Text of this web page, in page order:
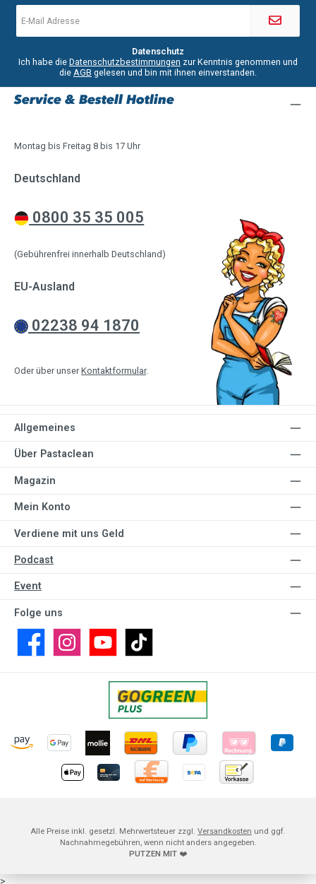
Mail-
*
Datenschutz
Ich habe die Datenschutzbestimmungen zur Kenntnis genommen und
die AGB gelesen und bin mit ihnen einverstanden.
Service & Bestell Hotline
Montag bis Freitag 8 bis 17 Uhr
Deutschland
0800 35 35 005
(Gebührenfrei innerhalb Deutschland)
EU-Ausland
02238 94 1870
Oder über unser Kontaktformular.
Allgemeines
Über Pastaclean
Magazin
Mein Konto
Verdiene mit uns Geld
Podcast
Event
Folge uns
FacebookInstagramYouTubeTikTok
Alle Preise inkl. gesetzl. Mehrwertsteuer zzgl. Versandkosten und ggf.
Nachnahmegebühren, wenn nicht anders angegeben.
PUTZEN MIT ❤️